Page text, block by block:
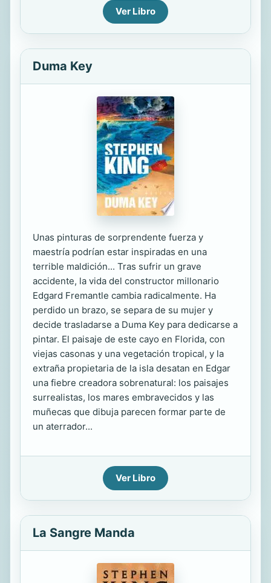
Ver Libro
Duma Key
Unas pinturas de sorprendente fuerza y
maestría podrían estar inspiradas en una
terrible maldición... Tras sufrir un grave
accidente, la vida del constructor millonario
Edgard Fremantle cambia radicalmente. Ha
perdido un brazo, se separa de su mujer y
decide trasladarse a Duma Key para dedicarse a
pintar. El paisaje de este cayo en Florida, con
viejas casonas y una vegetación tropical, y la
extraña propietaria de la isla desatan en Edgar
una fiebre creadora sobrenatural: los paisajes
surrealistas, los mares embravecidos y las
muñecas que dibuja parecen formar parte de
un aterrador...
Ver Libro
La Sangre Manda